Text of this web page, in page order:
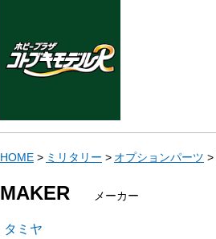
HOME ミリタリー オプションパーツ
MAKER メーカー
タミヤ